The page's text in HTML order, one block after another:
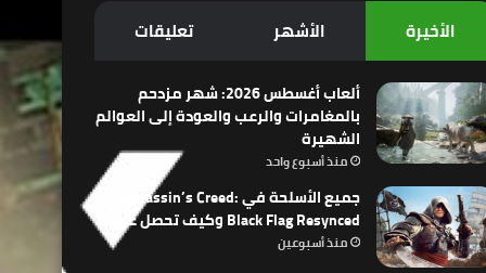
الأخيرة الأشهر تعليقات
ألعاب أغسطس 2026: شهر مزدحم
بالمغامرات والرعب والعودة إلى العوالم
الشهيرة
منذ أسبوع واحد
جميع الأسلحة في Assassin’s Creed:
Black Flag Resynced وكيف تحصل عليها
منذ أسبوعين